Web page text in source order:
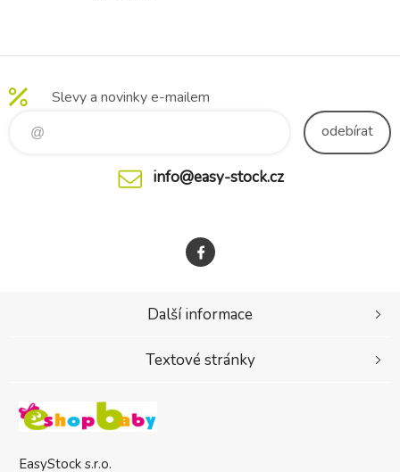
Slevy a novinky e-mailem
odebírat
info@easy-stock.cz
EasyStock s.r.o.
Další informace
Textové stránky